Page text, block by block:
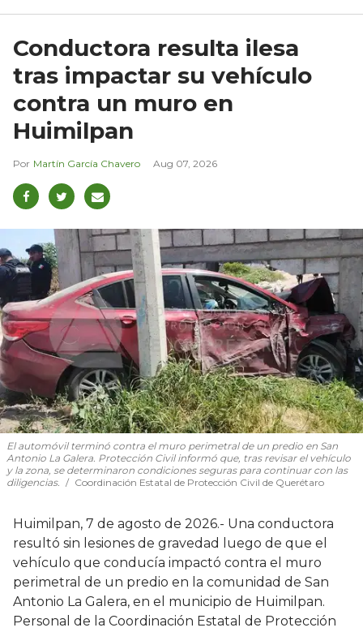
Conductora resulta ilesa
tras impactar su vehículo
contra un muro en
Huimilpan
Martín García Chavero Aug 07, 2026
El automóvil terminó contra el muro perimetral de un predio en San
Antonio La Galera. Protección Civil informó que, tras revisar el vehículo
y la zona, se determinaron condiciones seguras para continuar con las
diligencias.
Coordinación Estatal de Protección Civil de Querétaro
Huimilpan, 7 de agosto de 2026.- Una conductora
resultó sin lesiones de gravedad luego de que el
vehículo que conducía impactó contra el muro
perimetral de un predio en la comunidad de San
Antonio La Galera, en el municipio de Huimilpan.
Personal de la Coordinación Estatal de Protección